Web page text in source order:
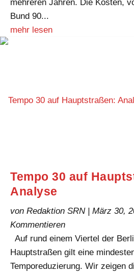
mehreren Jahren. Die Kosten,
Bund 90...
mehr lesen
Tempo 30 auf
Analyse
von Redaktion SRN| März 30,
Kommentieren
Auf rund einem Viertel der
Hauptstraßen gilt eine
Temporeduzierung. Wir zeigen